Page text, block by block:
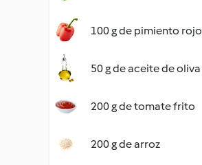
100 g de pimiento rojo
50 g de aceite de oliva
200 g de tomate frito
200 g de arroz